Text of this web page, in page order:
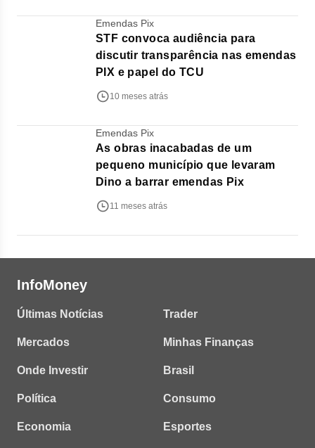
Emendas Pix
STF convoca audiência para
discutir transparência nas emendas
PIX e papel do TCU
10 meses atrás
Emendas Pix
As obras inacabadas de um
pequeno município que levaram
Dino a barrar emendas Pix
11 meses atrás
InfoMoney
Últimas Notícias
Mercados
Onde Investir
Política
Economia
Trader
Minhas Finanças
Brasil
Consumo
Esportes